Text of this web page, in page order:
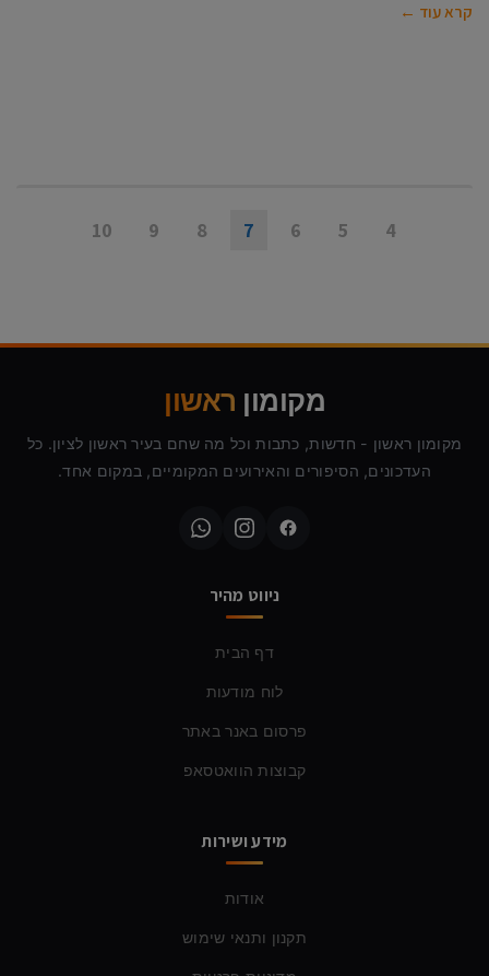
קרא עוד ←
4
5
6
7
8
9
10
מקומון ראשון
מקומון ראשון - חדשות, כתבות וכל מה שחם בעיר ראשון לציון. כל
העדכונים, הסיפורים והאירועים המקומיים, במקום אחד.
ניווט מהיר
דף הבית
לוח מודעות
פרסום באנר באתר
קבוצות הוואטסאפ
מידע ושירות
אודות
תקנון ותנאי שימוש